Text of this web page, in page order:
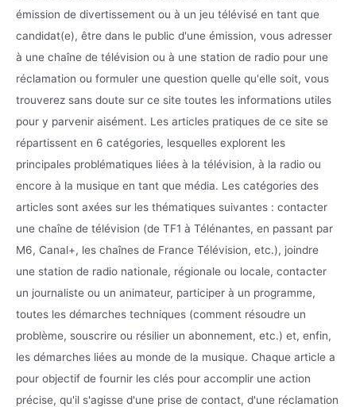
émission de divertissement ou à un jeu télévisé en tant que
candidat(e), être dans le public d'une émission, vous adresser
à une chaîne de télévision ou à une station de radio pour une
réclamation ou formuler une question quelle qu'elle soit, vous
trouverez sans doute sur ce site toutes les informations utiles
pour y parvenir aisément. Les articles pratiques de ce site se
répartissent en 6 catégories, lesquelles explorent les
principales problématiques liées à la télévision, à la radio ou
encore à la musique en tant que média. Les catégories des
articles sont axées sur les thématiques suivantes : contacter
une chaîne de télévision (de TF1 à Télénantes, en passant par
M6, Canal+, les chaînes de France Télévision, etc.), joindre
une station de radio nationale, régionale ou locale, contacter
un journaliste ou un animateur, participer à un programme,
toutes les démarches techniques (comment résoudre un
problème, souscrire ou résilier un abonnement, etc.) et, enfin,
les démarches liées au monde de la musique. Chaque article a
pour objectif de fournir les clés pour accomplir une action
précise, qu'il s'agisse d'une prise de contact, d'une réclamation